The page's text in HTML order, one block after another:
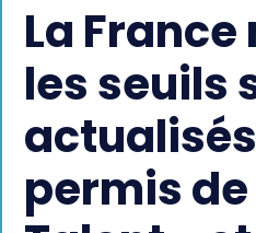
La
les seuils
permis